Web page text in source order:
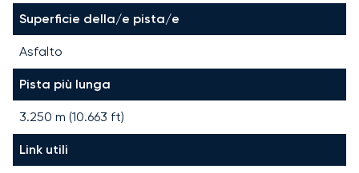
Superficie della/e pista/e
Asfalto
Pista più lunga
3.250 m (10.663 ft)
Link utili